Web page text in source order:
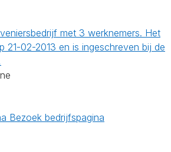
met 3 werknemers. Het
21-02-2013 en is ingeschreven bij de
Bezoek bedrijfspagina